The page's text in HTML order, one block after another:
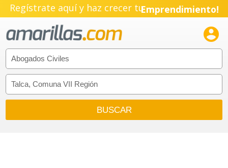
Regístrate aquí y haz crecer tuEmprendimiento!
